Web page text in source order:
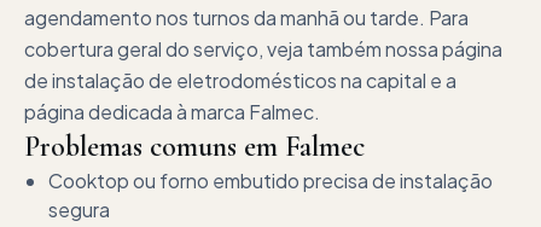
agendamento nos turnos da manhã ou tarde. Para
cobertura geral do serviço, veja também nossa página
de instalação de eletrodomésticos na capital e a
página dedicada à marca Falmec.
Problemas comuns em Falmec
Cooktop ou forno embutido precisa de instalação
segura